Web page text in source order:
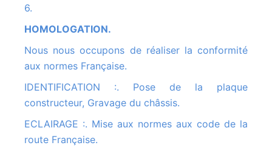
6.
HOMOLOGATION.
Nous nous occupons de réaliser la conformité
aux normes Française.
IDENTIFICATION :. Pose de la plaque
constructeur, Gravage du châssis.
ECLAIRAGE :. Mise aux normes aux code de la
route Française.